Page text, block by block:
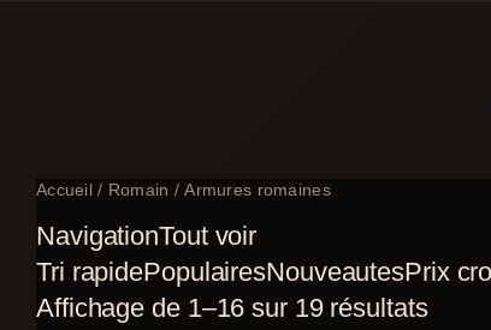
Accueil/ Romain / Armures romaines
NavigationTout voir
Tri rapidePopulairesNouveautesPrix
Affichage de 1–16 sur 19 résultats